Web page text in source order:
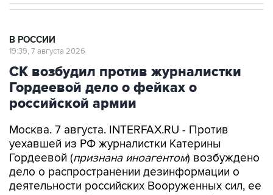
СК возбудил против журналистки
Гордеевой дело о фейках о
российской армии
Москва. 7 августа. INTERFAX.RU - Против
Гордеевой (признана иноагентом ) возбуждено
дело о распространении дезинформации о
деятельности российских Вооруженных сил, ее
планируется объявить в розыск, сообщили в
Следственном комитете РФ (СКР).